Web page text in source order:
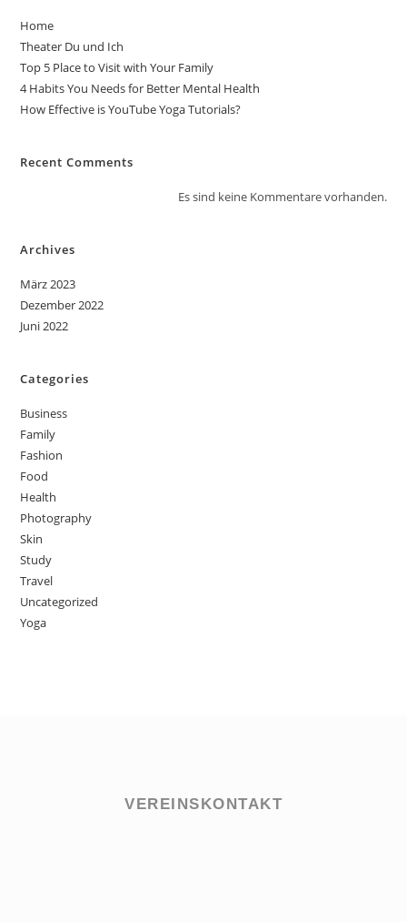
Home
Theater Du und Ich
Top 5 Place to Visit with Your Family
4 Habits You Needs for Better Mental Health
How Effective is YouTube Yoga Tutorials?
Recent Comments
Es sind keine Kommentare vorhanden.
Archives
März 2023
Dezember 2022
Juni 2022
Categories
Business
Family
Fashion
Food
Health
Photography
Skin
Study
Travel
Uncategorized
Yoga
VEREINSKONTAKT